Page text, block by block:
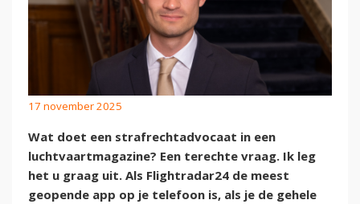
17 november 2025
Wat doet een strafrechtadvocaat in een
luchtvaartmagazine? Een terechte vraag. Ik leg
het u graag uit. Als Flightradar24 de meest
geopende app op je telefoon is, als je de gehele